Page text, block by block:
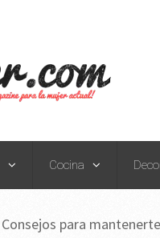
Cocina
Consejos para